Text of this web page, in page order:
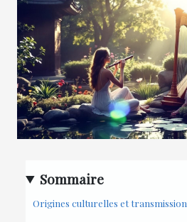
Sommaire
Origines culturelles et transmission